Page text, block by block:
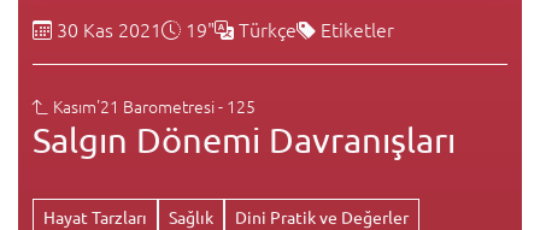
30 Kas 2021 19" Türkçe Etiketler
Kasım'21 Barometresi - 125
Salgın Dönemi Davranışları
Hayat Tarzları Sağlık Dini Pratik ve Değerler